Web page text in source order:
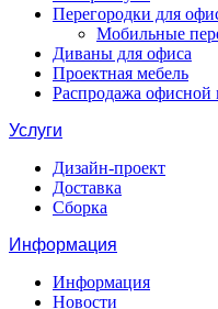
Перегородки для
Мобильные
Диваны для офиса
Проектная мебель
Распродажа офисной
Услуги
Дизайн-проект
Доставка
Сборка
Информация
Информация
Новости